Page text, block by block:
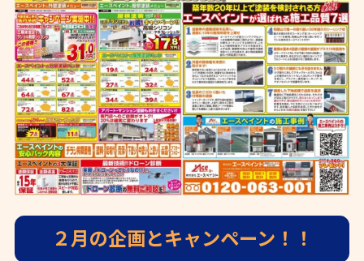
２月の企画とキャンペーン！！